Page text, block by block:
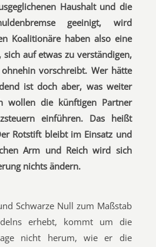
Haushalt und die
geeinigt, wird
Koalitionäre haben also eine
auf etwas zu verständigen,
vorschreibt. Wer hätte
ist doch aber, was weiter
wollen die künftigen Partner
einführen. Das heißt
Rotstift bleibt im Einsatz und
Arm und Reich wird sich
nichts ändern.
Schwarze Null zum Maßstab
erhebt, kommt um die
nicht herum, wie er die